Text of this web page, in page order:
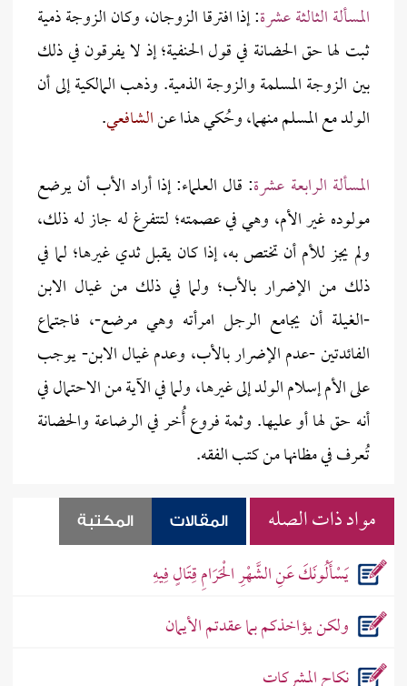
المسألة الثالثة عشرة: إذا افترقا الزوجان، وكان الزوجة ذمية
ثبت لها حق الحضانة في قول الحنفية؛ إذ لا يفرقون في ذلك
بين الزوجة المسلمة والزوجة الذمية. وذهب المالكية إلى أن
الولد مع المسلم منهما، وحُكي هذا عنالشافعي.
المسألة الرابعة عشرة: قال العلماء: إذا أراد الأب أن يرضع
مولوده غير الأم، وهي في عصمته؛ لتتفرغ له جاز له ذلك،
ولم يجز للأم أن تختص به، إذا كان يقبل ثدي غيرها؛ لما في
ذلك من الإضرار بالأب؛ ولما في ذلك من غيال الابن
-الغيلة أن يجامع الرجل امرأته وهي مرضع-، فاجتماع
الفائدتين -عدم الإضرار بالأب، وعدم غيال الابن- يوجب
على الأم إسلام الولد إلى غيرها، ولما في الآية من الاحتمال في
أنه حق لها أو عليها. وثمة فروع أُخر في الرضاعة والحضانة
تُعرف في مظانها من كتب الفقه.
مواد ذات الصله المقالات المكتبة
يَسْأَلُونَكَ عَنِ الشَّهْرِ الْحَرَامِ قِتَالٍ فِيهِ
ولكن يؤاخذكم بما عقدتم الأيمان